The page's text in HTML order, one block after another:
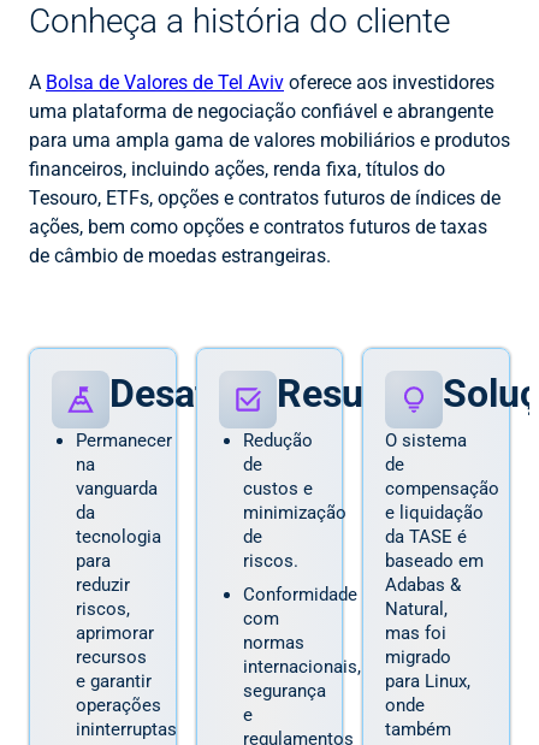
Conheça a história do cliente
A Bolsa de Valores de Tel Aviv oferece aos investidores
uma plataforma de negociação confiável e abrangente
para uma ampla gama de valores mobiliários e produtos
financeiros, incluindo ações, renda fixa, títulos do
Tesouro, ETFs, opções e contratos futuros de índices de
ações, bem como opções e contratos futuros de taxas
de câmbio de moedas estrangeiras.
Desafios
Permanecer
na
vanguarda
da
tecnologia
para
reduzir
riscos,
aprimorar
recursos
e garantir
operações
ininterruptas
Resultados
Redução
de
custos e
minimização
de
riscos.
Conformidade
com
normas
internacionais,
segurança
e
regulamentos
O sistema
de
compensação
e liquidação
da TASE é
baseado em
Adabas &
Natural,
mas foi
migrado
para Linux,
onde
também